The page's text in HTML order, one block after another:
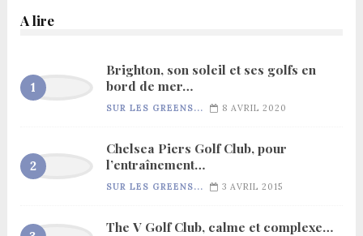
A lire
Brighton, son soleil et ses golfs en
bord de mer…
SUR LES GREENS... 8 AVRIL 2020
Chelsea Piers Golf Club, pour
l’entraînement…
SUR LES GREENS... 3 AVRIL 2015
The V Golf Club, calme et complexe…